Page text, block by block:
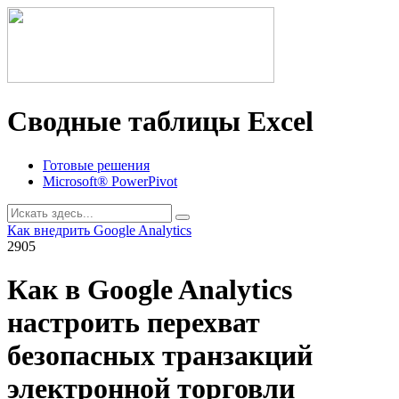
Сводные таблицы Excel
Готовые решения
Microsoft® PowerPivot
Как внедрить Google Analytics
2905
Как в Google Analytics
настроить перехват
безопасных транзакций
электронной торговли